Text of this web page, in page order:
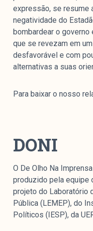
expressão, se resume
negatividade do
bombardear o
que se revezam em
desfavorável e com
alternativas a suas
Para baixar o nosso
DONI
O De Olho Na
produzido pela equipe
projeto do Laboratório
Pública (LEMEP), do
Políticos (IESP), da